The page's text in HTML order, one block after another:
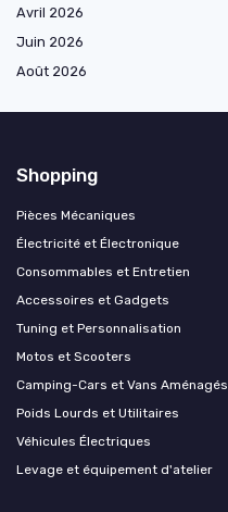
Avril 2026
Juin 2026
Août 2026
Shopping
Pièces Mécaniques
Électricité et Électronique
Consommables et Entretien
Accessoires et Gadgets
Tuning et Personnalisation
Motos et Scooters
Camping-Cars et Vans Aménagés
Poids Lourds et Utilitaires
Véhicules Électriques
Levage et équipement d'atelier